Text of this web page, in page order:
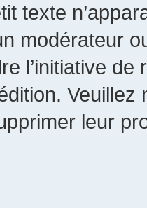
texte
modérateur
l’initiative
leur